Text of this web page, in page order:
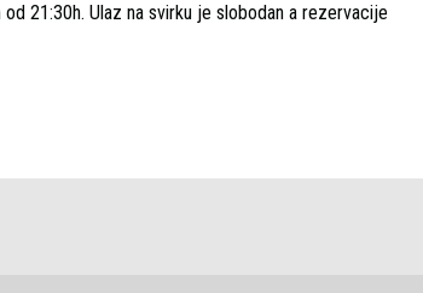
21:30h. Ulaz na svirku je slobodan a rezervacije